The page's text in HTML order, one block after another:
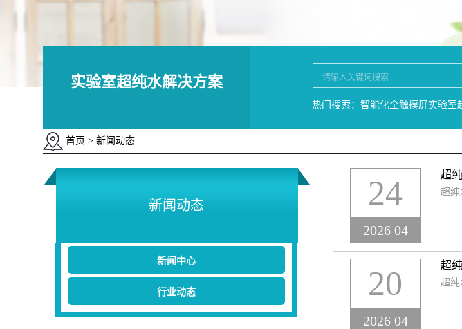
实验室超纯水解决方案
热门搜索：智能化全触摸屏实验室
首页 > 新闻动态
新闻动态
新闻中心
行业动态
24
2026 04
超
超纯
20
2026 04
超
超纯